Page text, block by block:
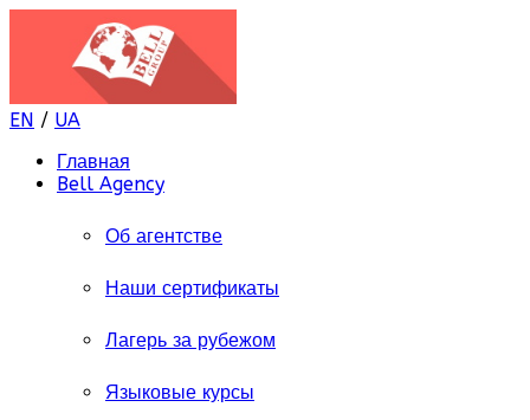
EN / UA
Главная
Bell Agency
Об агентстве
Наши сертификаты
Лагерь за рубежом
Языковые курсы